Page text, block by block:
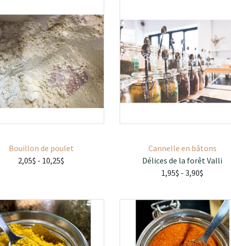
Bouillon de poulet
2,05$ - 10,25$
Cannelle en bâtons
Délices de la forêt Valli
1,95$ - 3,90$